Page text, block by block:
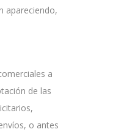
apareciendo,
a
de las
o antes